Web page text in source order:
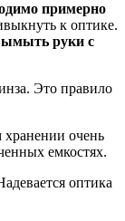
примерно
к оптике.
руки с
Это правило
хранении очень
емкостях.
оптика